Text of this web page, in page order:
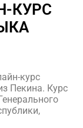
КУРС
курс
Пекина. Курс